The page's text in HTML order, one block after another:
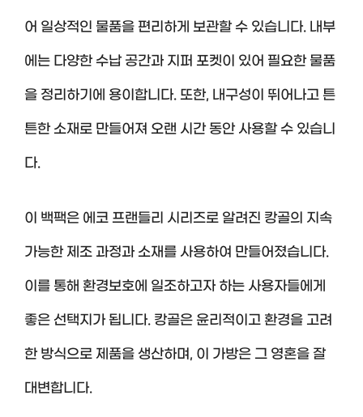
어 일상적인 물품을 편리하게 보관할 수 있습니다. 내부
에는 다양한 수납 공간과 지퍼 포켓이 있어 필요한 물품
을 정리하기에 용이합니다. 또한, 내구성이 뛰어나고 튼
튼한 소재로 만들어져 오랜 시간 동안 사용할 수 있습니
다.
이 백팩은 에코 프랜들리 시리즈로 알려진 캉골의 지속
가능한 제조 과정과 소재를 사용하여 만들어졌습니다.
이를 통해 환경보호에 일조하고자 하는 사용자들에게
좋은 선택지가 됩니다. 캉골은 윤리적이고 환경을 고려
한 방식으로 제품을 생산하며, 이 가방은 그 영혼을 잘
대변합니다.